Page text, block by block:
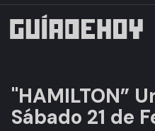
"HAMILTON”
Sábado 21 de